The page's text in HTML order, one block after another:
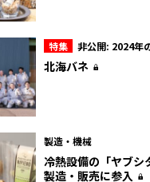
特集
非公開: 2024年
明―
北海バネ
製造・機械
冷熱設備の「ヤブシ
製造・販売に参入